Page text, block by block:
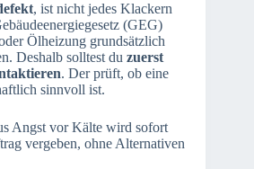
, ist nicht jedes Klackern
(GEG)
Ölheizung grundsätzlich
Deshalb solltest du zuerst
. Der prüft, ob eine
sinnvoll ist.
Angst vor Kälte wird sofort
vergeben, ohne Alternativen